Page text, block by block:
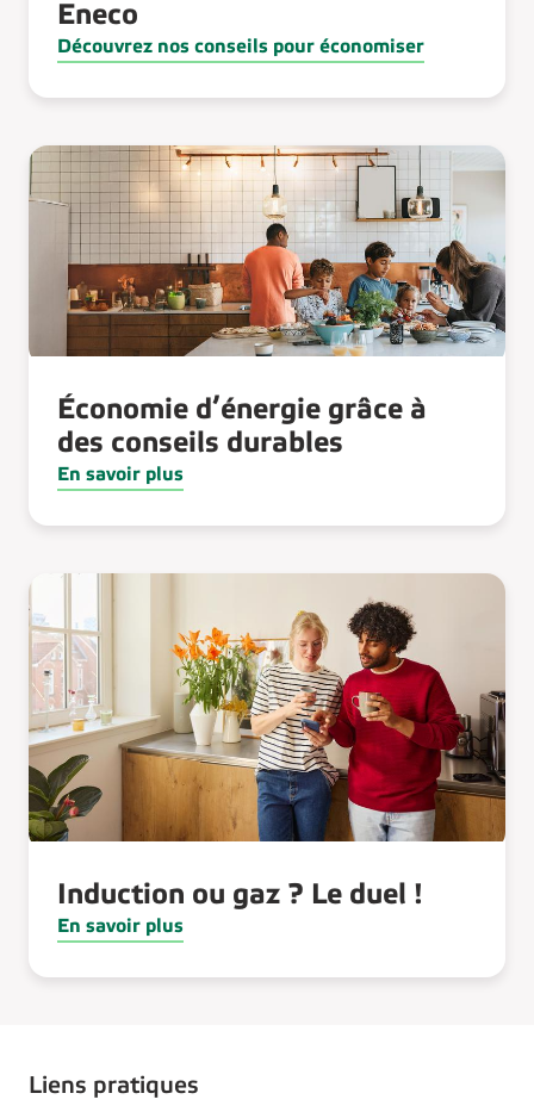
Eneco
Découvrez nos conseils pour économiser
Économie d’énergie grâce à
des conseils durables
En savoir plus
Induction ou gaz ? Le duel !
En savoir plus
Liens pratiques